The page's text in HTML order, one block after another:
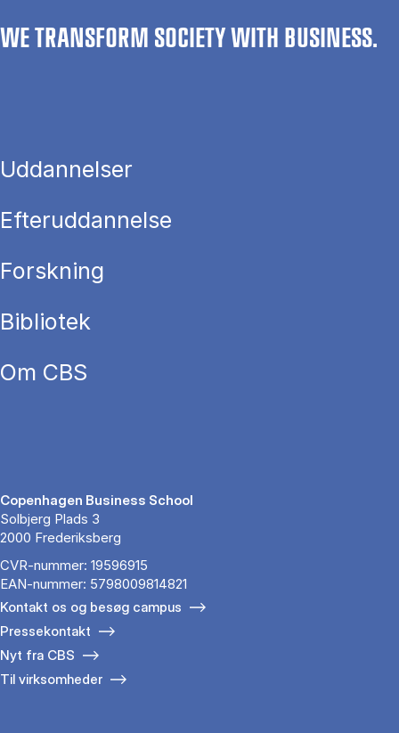
WE TRANSFORM SOCIETY WITH BUSINESS.
Uddannelser
Efteruddannelse
Forskning
Bibliotek
Om CBS
Copenhagen Business School
Solbjerg Plads 3
2000 Frederiksberg
CVR-nummer: 19596915
EAN-nummer: 5798009814821
Kontakt os og besøg campus
Pressekontakt
Nyt fra CBS
Til virksomheder